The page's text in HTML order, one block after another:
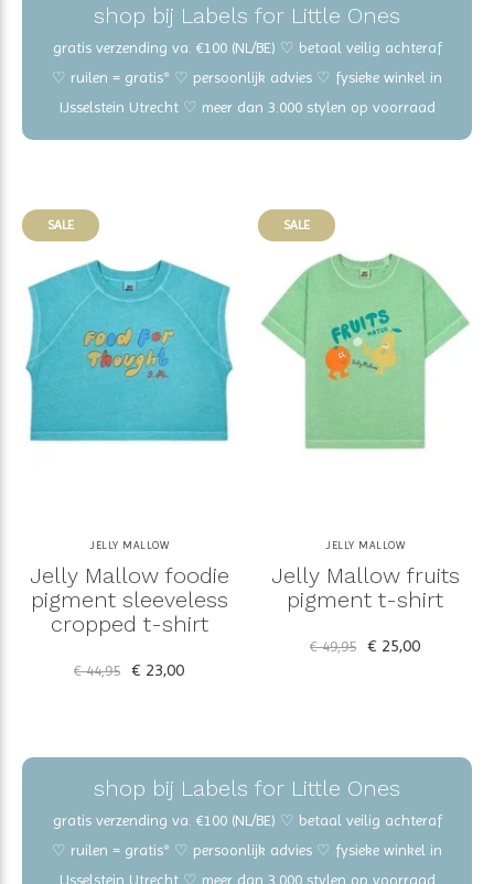
shop bij Labels for Little Ones
gratis verzending va. €100 (NL/BE) ♡ betaal veilig achteraf
♡ ruilen = gratis* ♡ persoonlijk advies ♡ fysieke winkel in
IJsselstein Utrecht ♡ meer dan 3.000 stylen op voorraad
SALE
JELLY MALLOW
Jelly Mallow foodie
pigment sleeveless
cropped t-shirt
€ 44,95 € 23,00
SALE
JELLY MALLOW
Jelly Mallow fruits
pigment t-shirt
€ 49,95 € 25,00
shop bij Labels for Little Ones
gratis verzending va. €100 (NL/BE) ♡ betaal veilig achteraf
♡ ruilen = gratis* ♡ persoonlijk advies ♡ fysieke winkel in
IJsselstein Utrecht ♡ meer dan 3.000 stylen op voorraad